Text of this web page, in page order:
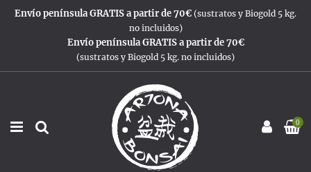
Envío península GRATIS a partir de 70€ (sustratos y Biogold 5 kg.
no incluidos)
Envío península GRATIS a partir de 70€
(sustratos y Biogold 5 kg. no incluidos)
0